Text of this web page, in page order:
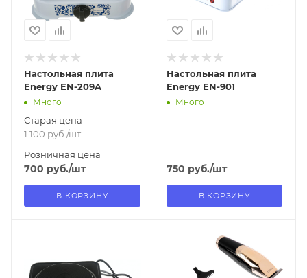
Настольная плита
Energy EN-209A
Много
Старая цена
1 100руб./шт
Розничная цена
700 руб./шт
В КОРЗИНУ
Настольная плита
Energy EN-901
Много
750 руб./шт
В КОРЗИНУ
В наличии в пункте
В наличии в пункте